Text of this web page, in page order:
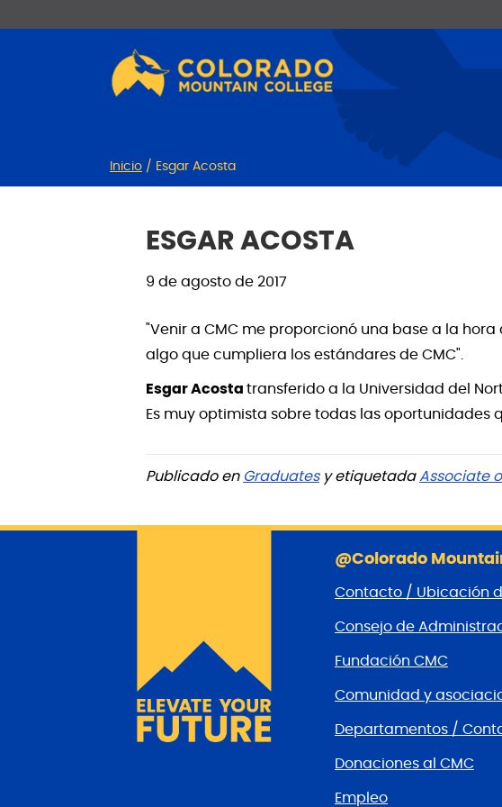
Inicio / Esgar Acosta
ESGAR ACOSTA
9 de agosto de 2017
"Venir a CMC me proporcionó una base a la
algo que cumpliera los estándares de CMC".
Esgar Acosta transferido a la Universidad del
Es muy optimista sobre todas las oportunidades
Publicado en Graduatesy etiquetada Associate
@Colorado
Contacto / Ubicación
Consejo de
Fundación CMC
Comunidad y
Departamentos /
Donaciones al CMC
Empleo